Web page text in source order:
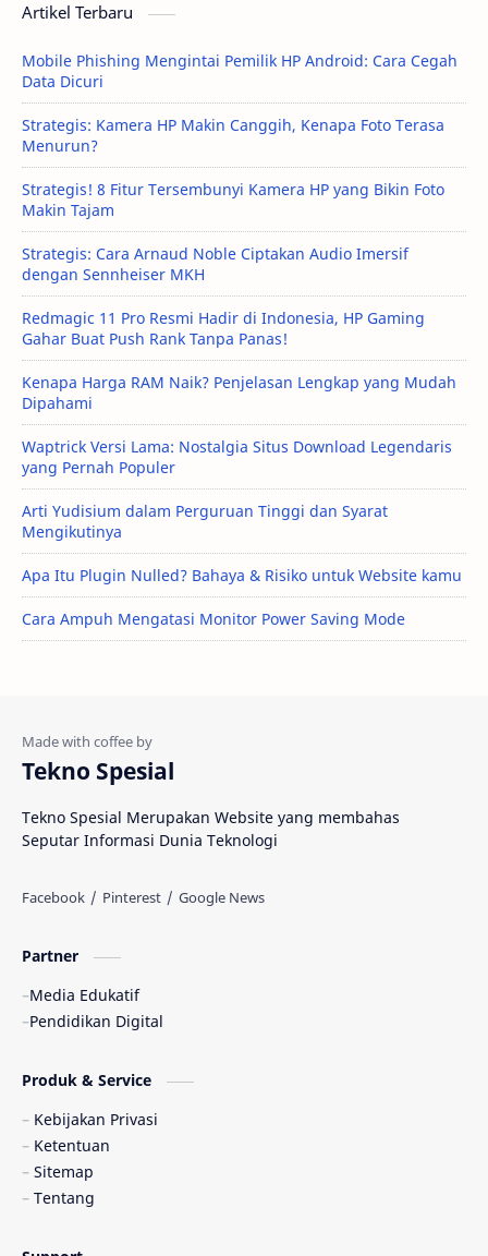
Artikel Terbaru
Mobile Phishing Mengintai Pemilik HP Android: Cara Cegah
Data Dicuri
Strategis: Kamera HP Makin Canggih, Kenapa Foto Terasa
Menurun?
Strategis! 8 Fitur Tersembunyi Kamera HP yang Bikin Foto
Makin Tajam
Strategis: Cara Arnaud Noble Ciptakan Audio Imersif
dengan Sennheiser MKH
Redmagic 11 Pro Resmi Hadir di Indonesia, HP Gaming
Gahar Buat Push Rank Tanpa Panas!
Kenapa Harga RAM Naik? Penjelasan Lengkap yang Mudah
Dipahami
Waptrick Versi Lama: Nostalgia Situs Download Legendaris
yang Pernah Populer
Arti Yudisium dalam Perguruan Tinggi dan Syarat
Mengikutinya
Apa Itu Plugin Nulled? Bahaya & Risiko untuk Website kamu
Cara Ampuh Mengatasi Monitor Power Saving Mode
Tekno Spesial
Tekno Spesial Merupakan Website yang membahas
Seputar Informasi Dunia Teknologi
Partner
Media Edukatif
Pendidikan Digital
Produk & Service
Kebijakan Privasi
Ketentuan
Sitemap
Tentang